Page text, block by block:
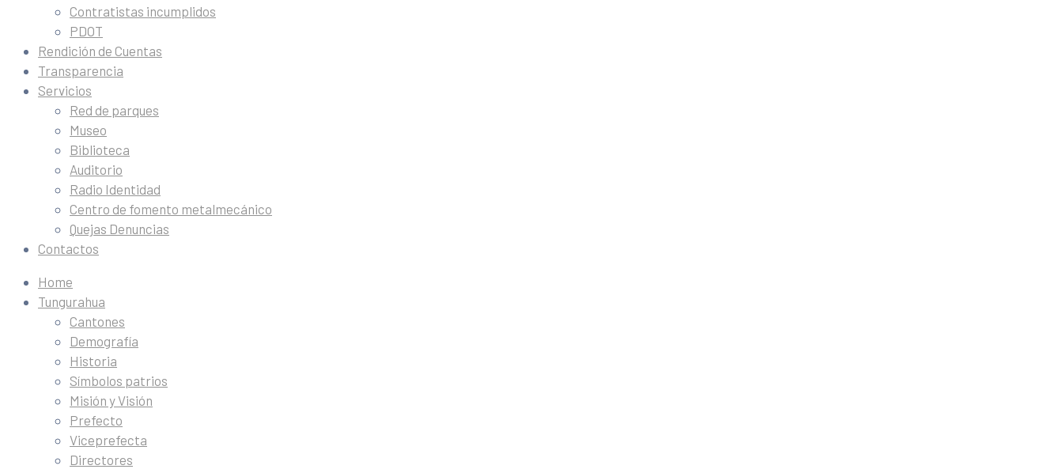
Contratistas incumplidos
PDOT
Rendición de Cuentas
Transparencia
Servicios
Red de parques
Museo
Biblioteca
Auditorio
Radio Identidad
Centro de fomento metalmecánico
Quejas Denuncias
Contactos
Home
Tungurahua
Cantones
Demografía
Historia
Símbolos patrios
Misión y Visión
Prefecto
Viceprefecta
Directores